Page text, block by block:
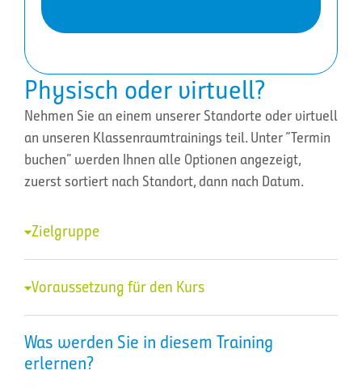
Physisch oder virtuell?
Nehmen Sie an einem unserer Standorte oder virtuell
an unseren Klassenraumtrainings teil. Unter “Termin
buchen” werden Ihnen alle Optionen angezeigt,
zuerst sortiert nach Standort, dann nach Datum.
Zielgruppe
Voraussetzung für den Kurs
Was werden Sie in diesem Training
erlernen?